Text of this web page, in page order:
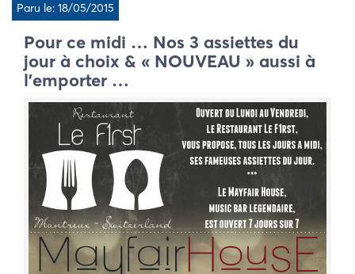
Paru le: 18/05/2015
Pour ce midi … Nos 3 assiettes du
jour à choix & « NOUVEAU » aussi à
l’emporter …